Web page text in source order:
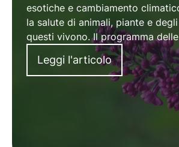
esotiche e cambiamento
la salute di animali, piante e
questi vivono. Il programma
entro il 2030 prevede
Ma servono azioni puntuali.
Leggi l'articolo